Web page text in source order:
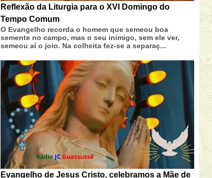
Reflexão da Liturgia para o XVI Domingo do
Tempo Comum
O Evangelho recorda o homem que semeou boa
semente no campo, mas o seu inimigo, sem ele ver,
semeou aí o joio. Na colheita fez-se a separaç...
Evangelho de Jesus Cristo, celebramos a Mãe de